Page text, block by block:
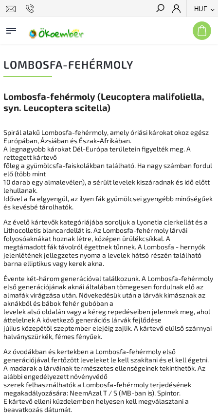
HUF
Keresés
LOMBOSFA-FEHÉRMOLY
Lombosfa-fehérmoly (Leucoptera malifoliella,
syn. Leucoptera scitella)
Spirál alakű Lombosfa-fehérmoly, amely óriási károkat okoz egész
Európában, Ázsiában és Észak-Afrikában.
A legnagyobb károkat Dél-Európa területein figyelték meg.A
rettegett kártevő
főleg a gyümölcsfa-faiskolákban található. Ha nagy számban fordul
elő (több mint
10 darab egy almalevélen), a sérült levelek kiszáradnak és idő előtt
lehullanak.
Idővel a fa elgyengül, az ilyen fák gyümölcsei gyengébb minőségűek
és kevésbé tárolhatók.
Az évelő kártevők kategóriájába soroljuka Lyonetia clerkellát és a
Lithocolletis blancardellát is.Az Lombosfa-fehérmoly lárvái
folyosóaknákat hoznak létre, középen ürülékcsíkkal.A
megtámadottfáktávolról égettnek tűnnek.A Lombosfa - hernyók
jelenlétének jellegzetes nyoma a levelek hátsó részén található
barna elliptikus vagy kerek akna.
Évente két-három generációval találkozunk.A Lombosfa-fehérmoly
első generációjának aknái általában tömegesen fordulnak elő az
almafákvirágzása után. Növekedésük után a lárvák kimásznak az
aknákból és bábok fehér gubóban a
levelekalsó oldalán vagy a kéreg repedéseiben jelennek meg, ahol
áttelelnekA következő generációs lárvák fejlődése
július közepétől szeptember elejéig zajlik.A kártevő elülső szárnyai
halványszürkék, fémes fényűek.
Azóvodákban és kertekben a Lombosfa-fehérmoly első
generációjával fertőzött leveleket le kell szakítani és el kell égetni.
A madarak a lárváinaktermészetes ellenségeinektekinthetők.Az
alábbiengedélyezett növényvédő
szerek felhasználhatóka Lombosfa-fehérmolyterjedésének
megakadályozására: NeemAzal T / S (MB-ban is), Spintor.
E kártevő elleni küzdelemben helyesen kell megválasztani a
beavatkozás dátumát.